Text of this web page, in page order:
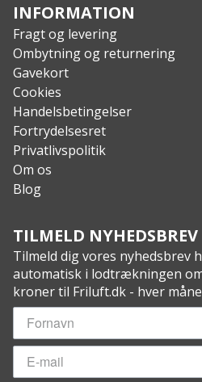
INFORMATION
Fragt og levering
Ombytning og returnering
Gavekort
Cookies
Handelsbetingelser
Fortrydelsesret
Privatlivspolitik
Om os
Blog
TILMELD NYHEDSBREV
Tilmeld dig vores nyhedsbrev
automatisk i lodtrækningen
kroner til Friluft.dk - hver